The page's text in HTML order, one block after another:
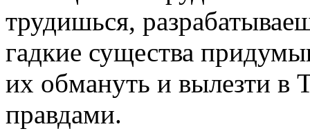
трудишься,
гадкие существа
их обмануть и вылезти
правдами.